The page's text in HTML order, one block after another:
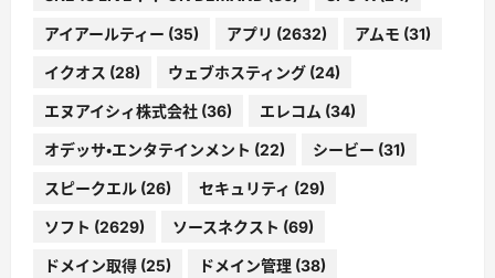
アイアールティー (35) アプリ (2632) アムモ (31)
イクオス (28) ウェブホスティング (24)
エヌアイシィ株式会社 (36) エレコム (34)
オデッサ・エンタテインメント (22) シービー (31)
スピークエル (26) セキュリティ (29)
ソフト (2629) ソースネクスト (69)
ドメイン取得 (25) ドメイン管理 (38)